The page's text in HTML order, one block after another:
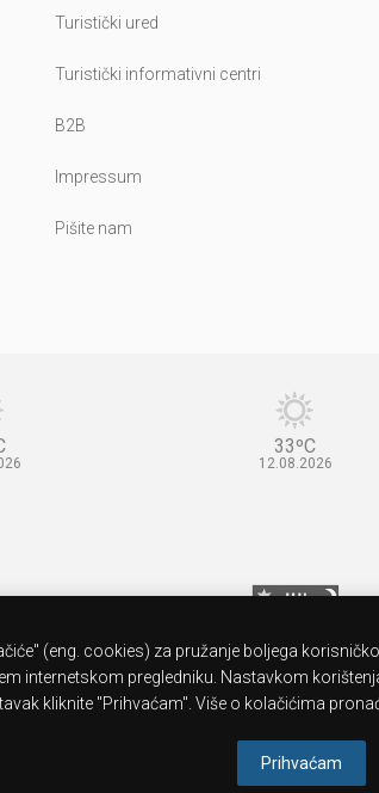
Turistički ured
Turistički informativni centri
B2B
Impressum
Pišite nam
33ºC
12.08.2026
(eng. cookies) za pružanje boljega
internetskom pregledniku. Nastavkom
kliknite "Prihvaćam". Više o kolačićima
Prihvaćam